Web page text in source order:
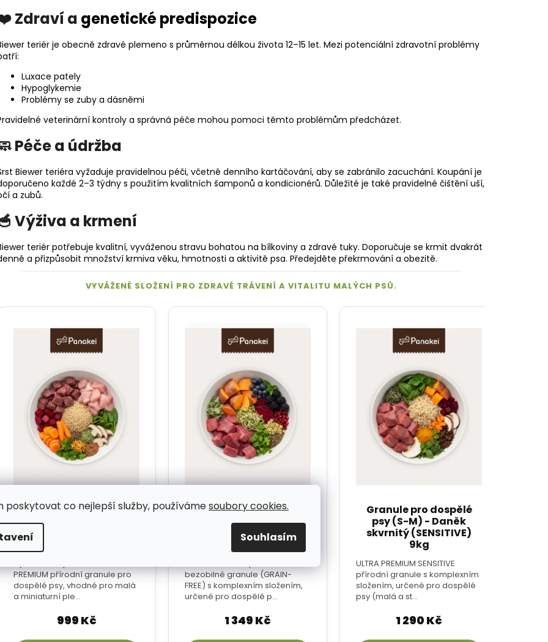
poskytovat co nejlepší služby, používámesoubory cookies.
Souhlasím
Zdraví a genetické predispozice
teriér je obecně zdravé plemeno s průměrnou délkou života 12–15 let. Mezi potenciální zdravotní problémy
Luxace pately
Hypoglykemie
Problémy se zuby a dásněmi
veterinární kontroly a správná péče mohou pomoci těmto problémům předcházet.
Péče a údržba
Biewer teriéra vyžaduje pravidelnou péči, včetně denního kartáčování, aby se zabránilo zacuchání. Koupání je
každé 2–3 týdny s použitím kvalitních šamponů a kondicionérů. Důležité je také pravidelné čištění uší,
a zubů.
Výživa a krmení
teriér potřebuje kvalitní, vyváženou stravu bohatou na bílkoviny a zdravé tuky. Doporučuje se krmit dvakrát
a přizpůsobit množství krmiva věku, hmotnosti a aktivitě psa. Předejděte překrmování a obezitě.